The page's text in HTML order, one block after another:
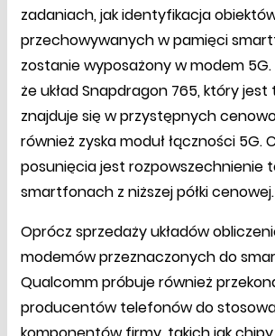
zadaniach, jak identyfikacja
przechowywanych w pamięci
zostanie wyposażony w modem 5G.
że układ Snapdragon 765, który
znajduje się w przystępnych
również zyska moduł łączności 5G.
posunięcia jest rozpowszechnienie
smartfonach z niższej półki cenowej.
Oprócz sprzedaży układów
modemów przeznaczonych do
Qualcomm próbuje również
producentów telefonów do